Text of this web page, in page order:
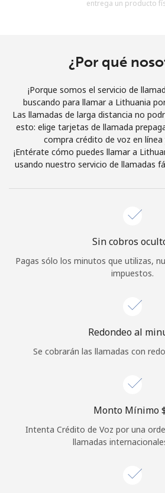
Al abrir una cuenta en este sitio
Únete
¡Hola!
Inicia sesión o
Iniciar Sesión
entrega un producto
¿Por qué
¡Porque somos el servicio de
buscando para llamar a Lithuania
Las llamadas de larga distancia no
esto: elige tarjetas de llamada
compra crédito de voz en línea
¡Entérate cómo puedes llamar a
usando nuestro servicio de llamadas
Sin cobros
Pagas sólo los minutos que utilizas,
impuestos.
Redondeo al
Se cobrarán las llamadas con
Monto Mínimo
Intenta Crédito de Voz por una
llamadas